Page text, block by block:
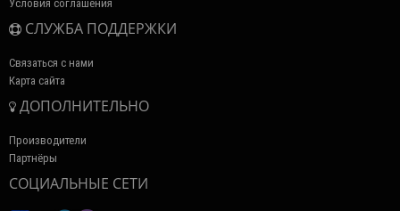
Условия соглашения
СЛУЖБА ПОДДЕРЖКИ
Связаться с нами
Карта сайта
ДОПОЛНИТЕЛЬНО
Производители
Партнёры
СОЦИАЛЬНЫЕ СЕТИ